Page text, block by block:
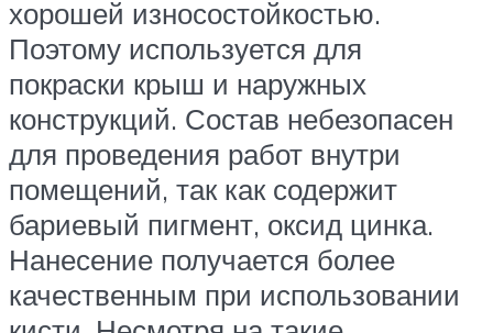
хорошей износостойкостью.
Поэтому используется для
покраски крыш и наружных
конструкций. Состав небезопасен
для проведения работ внутри
помещений, так как содержит
бариевый пигмент, оксид цинка.
Нанесение получается более
качественным при использовании